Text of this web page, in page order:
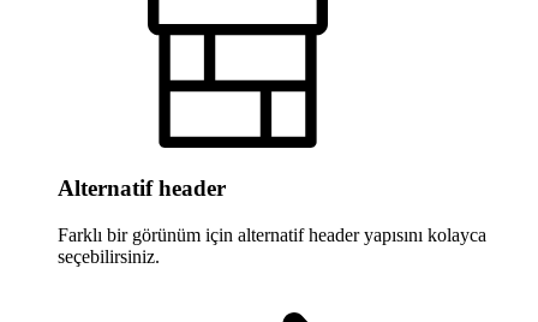
Alternatif header
Farklı bir görünüm için alternatif header yapısını kolayca
seçebilirsiniz.